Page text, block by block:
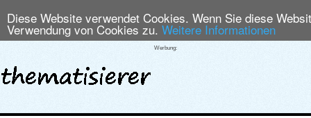
Diese Website verwendet Cookies. Wenn Sie diese
Verwendung von Cookies zu. Weitere Informationen
Werbung: